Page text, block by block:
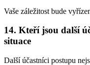
Vaše záležitost bude
14. Kteří jsou další
situace
Další účastníci postupu